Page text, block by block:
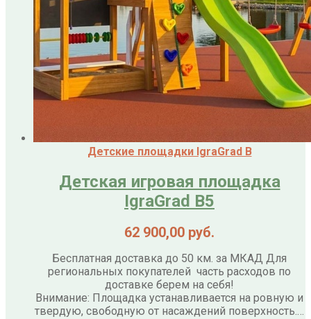
Детские площадки IgraGrad B
Детская игровая площадка
IgraGrad B5
62 900,00 руб.
Бесплатная доставка до 50 км. за МКАД Для
региональных покупателей часть расходов по
доставке берем на себя!
Внимание: Площадка устанавливается на ровную и
твердую, свободную от насаждений поверхность.…